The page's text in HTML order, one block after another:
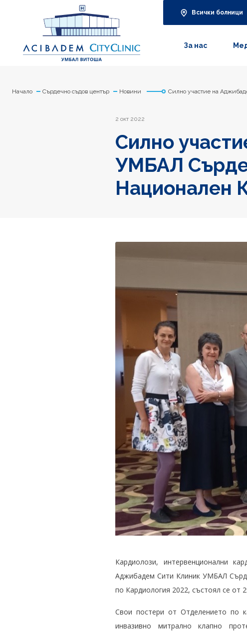
Всички болници
За нас
Начало Сърдечно съдов център Новини Силно участие на
2 окт 2022
Силно
УМБАЛ
Национален
Кардиолози, интервенционални
Аджибадем Сити Клиник УМБАЛ
по Кардиология 2022, състоял се от
Свои постери от Отделението по
инвазивно митрално клапно